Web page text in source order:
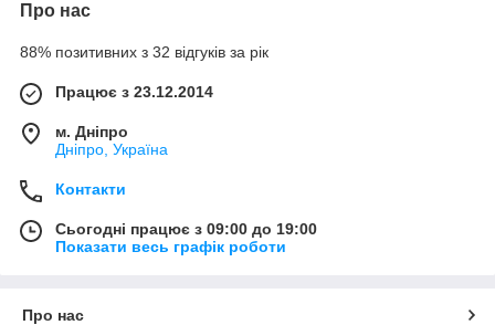
Про нас
88% позитивних з 32 відгуків за рік
Працює з 23.12.2014
м. Дніпро
Дніпро, Україна
Контакти
Сьогодні працює з 09:00 до 19:00
Показати весь графік роботи
Про нас